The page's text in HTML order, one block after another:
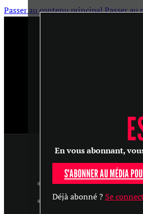
Passer au contenu principalPasser au
ARTICLES
MASTERCLASS
En vous abonnant,
S'ABONNER AU MÉDIA
Déjà abonné ? Se